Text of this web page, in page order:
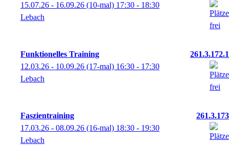
15.07.26 - 16.09.26 (10-mal) 17:30 - 18:30
Lebach
Funktionelles Training
261.3.172.1
12.03.26 - 10.09.26 (17-mal) 16:30 - 17:30
Lebach
Faszientraining
261.3.173
17.03.26 - 08.09.26 (16-mal) 18:30 - 19:30
Lebach